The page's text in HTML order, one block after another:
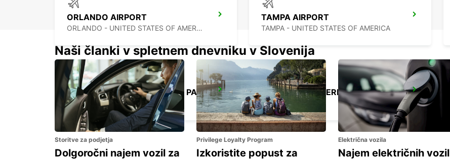
ORLANDO AIRPORT
ORLANDO - UNITED STATES OF AMERICA
TAMPA AIRPORT
TAMPA - UNITED STATES OF AMERICA
CANCUN C MUJERES GRAND PALLADIUM
CANCUN - MEXICO
CANCUN C MUJERES TRS CO
CANCUN - MEXICO
Naši članki v spletnem dnevniku v Slovenija
Storitve za podjetja
Dolgoročni najem vozil za
Privilege Loyalty Program
Izkoristite popust za
Električna vozila
Najem električnih vozil